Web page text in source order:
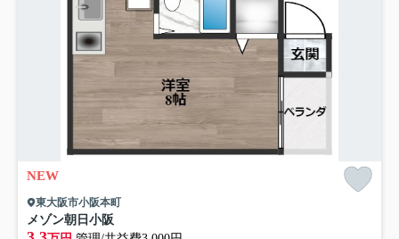
NEW
東大阪市小阪本町
メゾン朝日小阪